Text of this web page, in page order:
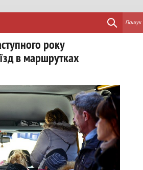
Пошук
року
в маршрутках